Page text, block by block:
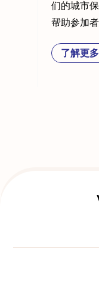
们的城市
帮助参加
了解更多